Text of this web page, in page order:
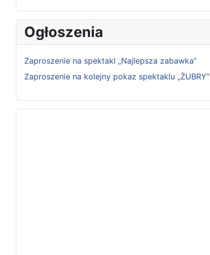
Ogłoszenia
Zaproszenie na spektakl „Najlepsza zabawka”
Zaproszenie na kolejny pokaz spektaklu „ŻUBRY”